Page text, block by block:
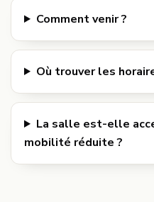
Comment venir ?
Où trouver les
La salle est-elle
mobilité réduite ?